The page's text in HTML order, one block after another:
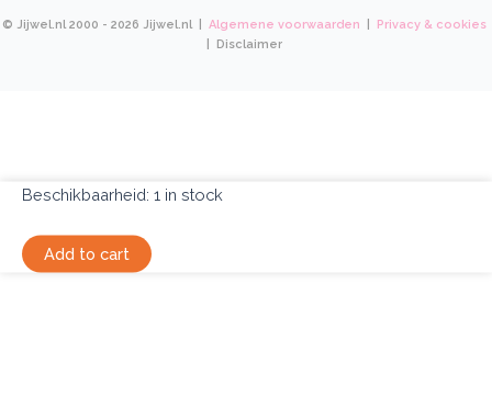
© Jijwel.nl 2000 - 2026 Jijwel.nl | Algemene voorwaarden
Privacy & cookies
| Disclaimer
Beschikbaarheid: 1 in stock
Schilderijtje
IJsje
Add to cart